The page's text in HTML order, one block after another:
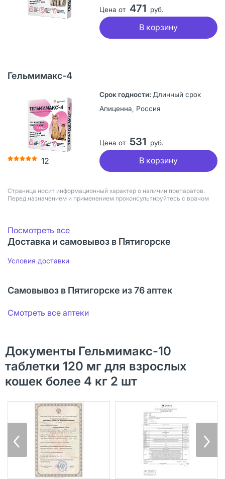
Цена от 471 руб.
В корзину
Гельмимакс-4
12
Длинный срок
Апиценна, Россия
Цена от 531 руб.
В корзину
Страница носит информационный характер о наличии препаратов.
Перед назначением и применением проконсультируйтесь с врачом
Посмотреть все
Доставка и самовывоз в Пятигорске
Условия доставки
Самовывоз в Пятигорске из 76 аптек
Смотреть все аптеки
Документы Гельмимакс-10
таблетки 120 мг для взрослых
кошек более 4 кг 2 шт